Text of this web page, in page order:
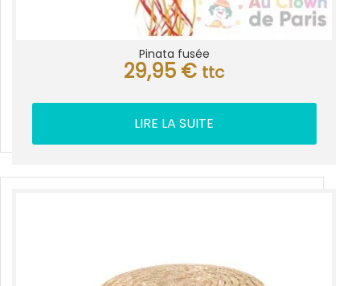
Pinata fusée
29,95 € ttc
LIRE LA SUITE